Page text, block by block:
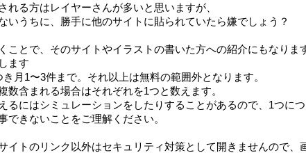
れる方はレイヤーさんが多いと思いますが、
いうちに、勝手に他のサイトに貼られていたら嫌でしょう？
ことで、そのサイトやイラストの書いた方への紹介にもなりま
ます
月1〜3件まで。それ以上は無料の範囲外となります。
数含まれる場合はそれぞれを1つと数えます。
るにはシミュレーションをしたりすることがあるので、1つにつ
できないことをご理解ください。
イトのリンク以外はセキュリティ対策として開きませんので、